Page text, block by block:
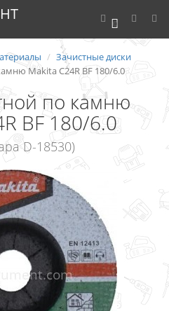
0
Зачистные диски
Makita C24R BF 180/6.0
по камню
BF 180/6.0
D-18530)